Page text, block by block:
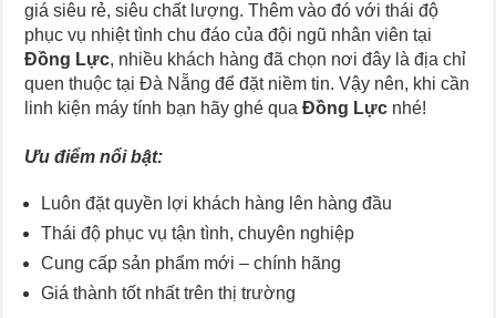
giá siêu rẻ, siêu chất lượng. Thêm vào đó với thái độ
phục vụ nhiệt tình chu đáo của đội ngũ nhân viên tại
Đồng Lực, nhiều khách hàng đã chọn nơi đây là địa chỉ
quen thuộc tại Đà Nẵng để đặt niềm tin. Vậy nên, khi cần
linh kiện máy tính bạn hãy ghé quaĐồng Lực nhé!
Ưu điểm nổi bật:
Luôn đặt quyền lợi khách hàng lên hàng đầu
Thái độ phục vụ tận tình, chuyên nghiệp
Cung cấp sản phẩm mới – chính hãng
Giá thành tốt nhất trên thị trường